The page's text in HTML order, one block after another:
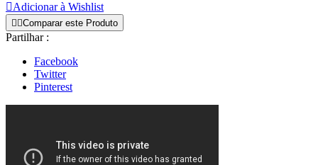
Adicionar à Wishlist
 Comparar este Produto
Partilhar :
Facebook
Twitter
Pinterest